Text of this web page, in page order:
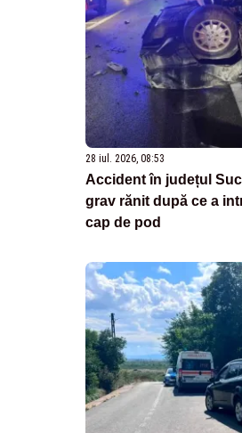
28 iul. 2026, 08:53
Accident în județul
grav rănit după ce a
cap de pod